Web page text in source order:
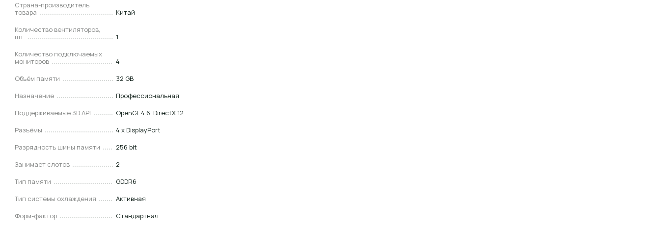
Страна-производитель
товара
Китай
Количество вентиляторов,
шт.
1
Количество подключаемых
мониторов
4
Объём памяти
32 GB
Назначение
Профессиональная
Поддерживаемые 3D API
OpenGL 4.6, DirectX 12
Разъёмы
4 x DisplayPort
Разрядность шины памяти
256 bit
Занимает слотов
2
Тип памяти
GDDR6
Тип системы охлаждения
Активная
Форм-фактор
Стандартная